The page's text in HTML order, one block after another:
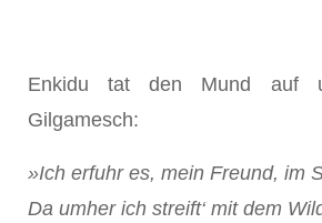
Enkidu tat den Mund auf
Gilgamesch:
»Ich erfuhr es, mein Freund, im
Da umher ich streift‘ mit dem